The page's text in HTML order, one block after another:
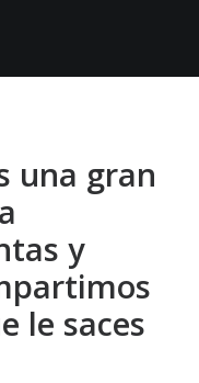
una gran
y
le saces